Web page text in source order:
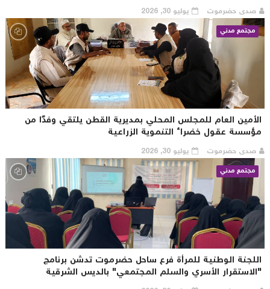
صدى حضرموت
يوليو 30, 2026
مجتمع مدني
العام للمجلس المحلي بمديرية القطن يلتقي وفدًا من
عقول خضراء التنموية الزراعية
صدى حضرموت
يوليو 30, 2026
مجتمع مدني
الوطنية للمرأة فرع ساحل حضرموت تدشن برنامج
الأسري والسلم المجتمعي" بالديس الشرقية